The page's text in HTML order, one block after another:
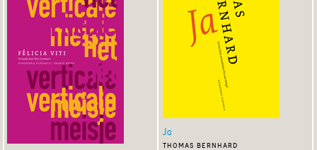
Ja
thomas bernhard